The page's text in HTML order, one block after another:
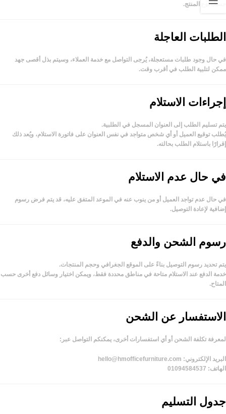
حسب نوع المنتج.
الطلبات العاجلة
في حال وجود طلبات مستعجلة، يُرجى التواصل مع خدمة العملاء، وسيتم بذل أقصى جهد
ممكن لتلبية الطلب في أقرب وقت.
إجراءات الاستلام
يتم تسليم الطلب إلى العنوان المسجل في الطلبية.
يُطلب توقيع العميل أو أي شخص متواجد في نفس العنوان على فاتورة الاستلام، ويُعد ذلك
إقرارًا باستلام الطلب بحالته.
في حال عدم الاستلام
في حال عدم تواجد العميل أو من ينوب عنه في الموعد المتفق عليه، قد يتم فرض رسوم
إضافية لإعادة التوصيل.
رسوم الشحن والدفع
يتم تحديد رسوم التوصيل بناءً على الموقع الجغرافي وحجم المنتجات.
خدمة الدفع عند الاستلام متاحة في مناطق محددة فقط، ويمكن اختيار وسائل دفع أخرى حسب
المتاح.
الاستفسار عن الشحن
لمعرفة تكلفة الشحن أو أي استفسارات أخرى، يمكنكم التواصل عبر:
البريد الإلكتروني: hello@hmofficefurniture.com
الهاتف: 01094584537
جدول التسليم